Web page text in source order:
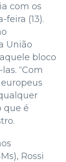
com os
feira (13).
União
bloco
“Com
que é
Rossi